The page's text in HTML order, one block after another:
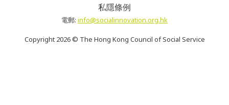
私隱條例
電郵: info@socialinnovation.org.hk
Copyright 2026 © The Hong Kong Council of Social Service